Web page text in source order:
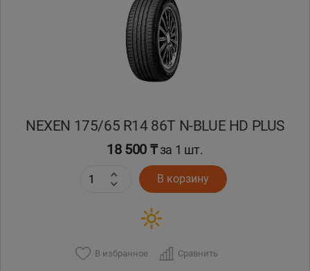
NEXEN 175/65 R14 86T N-BLUE HD PLUS
18 500 ₸за 1 шт.
В корзину
В избранное Сравнить
Павлодар